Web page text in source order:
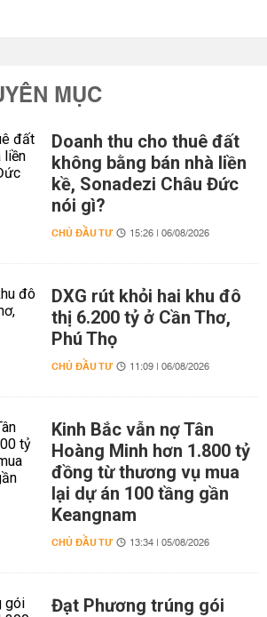
MỤC
Doanh thu cho thuê đất
không bằng bán nhà liền
kề, Sonadezi Châu Đức
nói gì?
CHỦ ĐẦU TƯ 15:26 | 06/08/2026
DXG rút khỏi hai khu đô
thị 6.200 tỷ ở Cần Thơ,
Phú Thọ
CHỦ ĐẦU TƯ 11:09 | 06/08/2026
Kinh Bắc vẫn nợ Tân
Hoàng Minh hơn 1.800 tỷ
đồng từ thương vụ mua
lại dự án 100 tầng gần
Keangnam
CHỦ ĐẦU TƯ 13:34 | 05/08/2026
Đạt Phương trúng gói